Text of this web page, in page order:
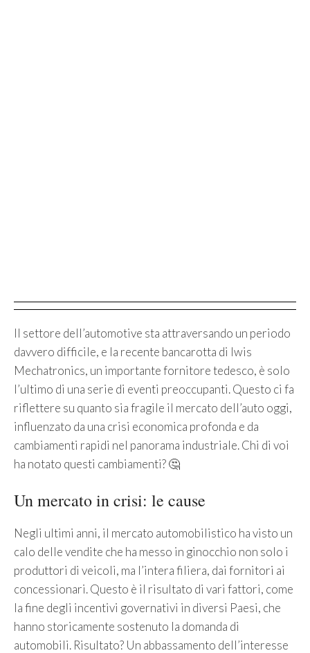
Il settore dell’automotive sta attraversando un periodo
davvero difficile, e la recente bancarotta di Iwis
Mechatronics, un importante fornitore tedesco, è solo
l’ultimo di una serie di eventi preoccupanti. Questo ci fa
riflettere su quanto sia fragile il mercato dell’auto oggi,
influenzato da una crisi economica profonda e da
cambiamenti rapidi nel panorama industriale. Chi di voi
ha notato questi cambiamenti? 🤔
Un mercato in crisi: le cause
Negli ultimi anni, il mercato automobilistico ha visto un
calo delle vendite che ha messo in ginocchio non solo i
produttori di veicoli, ma l’intera filiera, dai fornitori ai
concessionari. Questo è il risultato di vari fattori, come
la fine degli incentivi governativi in diversi Paesi, che
hanno storicamente sostenuto la domanda di
automobili. Risultato? Un abbassamento dell’interesse